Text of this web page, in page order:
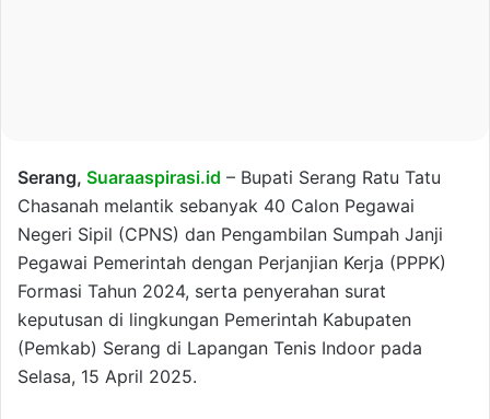
Serang, Suaraaspirasi.id – Bupati Serang Ratu Tatu
Chasanah melantik sebanyak 40 Calon Pegawai
Negeri Sipil (CPNS) dan Pengambilan Sumpah Janji
Pegawai Pemerintah dengan Perjanjian Kerja (PPPK)
Formasi Tahun 2024, serta penyerahan surat
keputusan di lingkungan Pemerintah Kabupaten
(Pemkab) Serang di Lapangan Tenis Indoor pada
Selasa, 15 April 2025.